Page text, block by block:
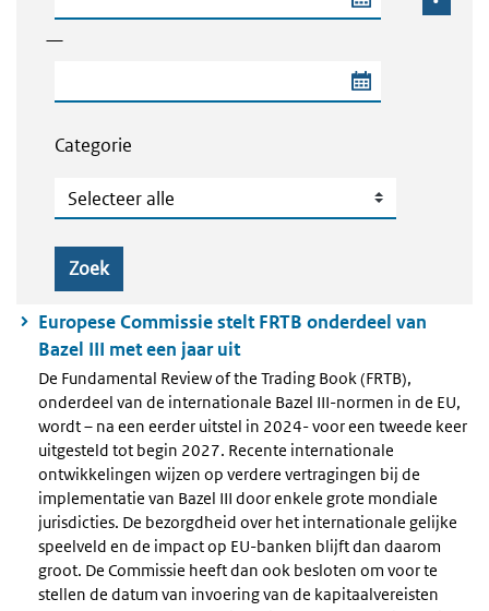
—
Categorie
Categorie
Zoek
Europese Commissie stelt FRTB onderdeel van
Bazel III met een jaar uit
De Fundamental Review of the Trading Book (FRTB),
onderdeel van de internationale Bazel III-normen in de EU,
wordt – na een eerder uitstel in 2024- voor een tweede keer
uitgesteld tot begin 2027. Recente internationale
ontwikkelingen wijzen op verdere vertragingen bij de
implementatie van Bazel III door enkele grote mondiale
jurisdicties. De bezorgdheid over het internationale gelijke
speelveld en de impact op EU-banken blijft dan daarom
groot. De Commissie heeft dan ook besloten om voor te
stellen de datum van invoering van de kapitaalvereisten